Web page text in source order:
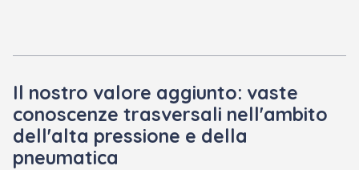
Il nostro valore aggiunto: vaste
conoscenze trasversali nell'ambito
dell'alta pressione e della
pneumatica